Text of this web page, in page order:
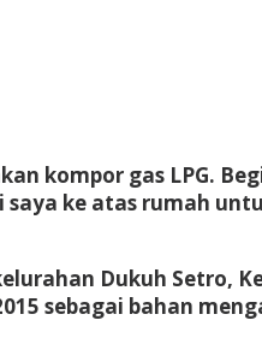
kompor gas LPG.
ke atas rumah
Dukuh Setro,
sebagai bahan